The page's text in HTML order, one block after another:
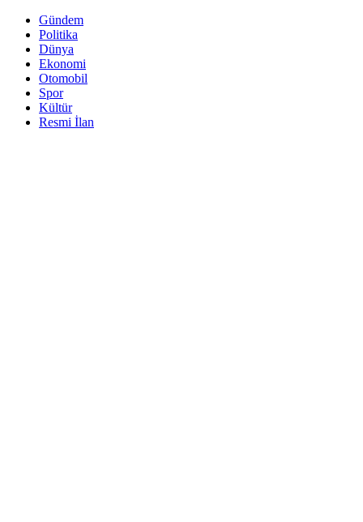
Gündem
Politika
Dünya
Ekonomi
Otomobil
Spor
Kültür
Resmi İlan